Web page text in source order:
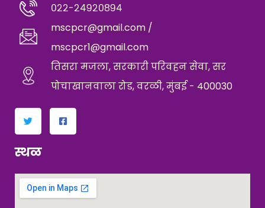
०२२-२४९२०८९४
mscpcr@gmail.com /
mscpcr1@gmail.com
तिसरा मजला, सरकारी परिवहन सेवा, सर
पोचाखानवाला रोड, वरळी, मुंबई - 400030
स्थळ